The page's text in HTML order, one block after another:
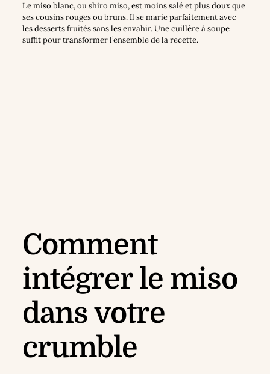
Le miso blanc, ou shiro miso, est moins salé et plus doux que
ses cousins rouges ou bruns. Il se marie parfaitement avec
les desserts fruités sans les envahir. Une cuillère à soupe
suffit pour transformer l’ensemble de la recette.
Comment
intégrer le miso
dans votre
crumble